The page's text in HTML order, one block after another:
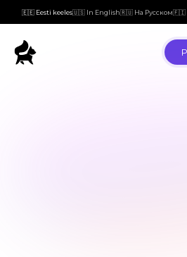
🇪🇪 Eesti keeles🇺🇸 In English🇷🇺 На Русском🇫🇮